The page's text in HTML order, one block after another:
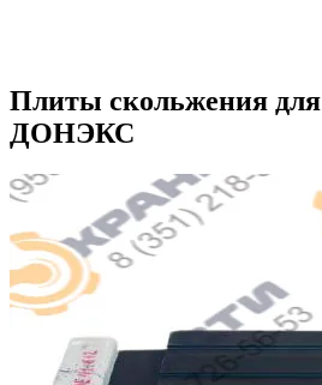
Плиты скольжения для
ДОНЭКС